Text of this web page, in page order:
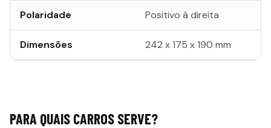
Polaridade Positivo à direita
Dimensões 242 x 175 x 190 mm
PARA QUAIS CARROS SERVE?